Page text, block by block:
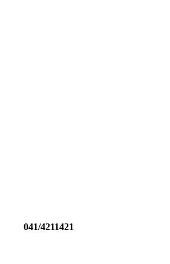
041/4211421